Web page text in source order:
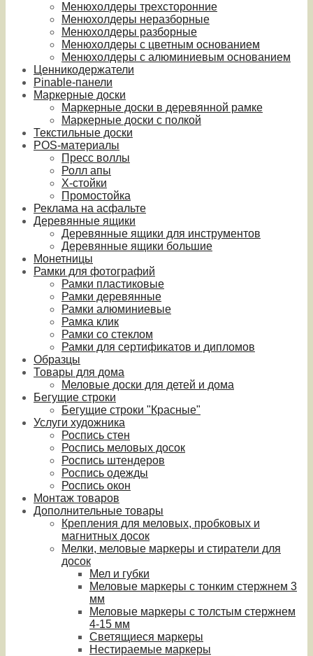
Менюхолдеры трехсторонние
Менюхолдеры неразборные
Менюхолдеры разборные
Менюхолдеры с цветным основанием
Менюхолдеры с алюминиевым основанием
Ценникодержатели
Pinable-панели
Маркерные доски
Маркерные доски в деревянной рамке
Маркерные доски с полкой
Текстильные доски
POS-материалы
Пресс воллы
Ролл апы
Х-стойки
Промостойка
Реклама на асфальте
Деревянные ящики
Деревянные ящики для инструментов
Деревянные ящики большие
Монетницы
Рамки для фотографий
Рамки пластиковые
Рамки деревянные
Рамки алюминиевые
Рамка клик
Рамки со стеклом
Рамки для сертификатов и дипломов
Образцы
Товары для дома
Меловые доски для детей и дома
Бегущие строки
Бегущие строки "Красные"
Услуги художника
Роспись стен
Роспись меловых досок
Роспись штендеров
Роспись одежды
Роспись окон
Монтаж товаров
Дополнительные товары
Крепления для меловых, пробковых и
магнитных досок
Мелки, меловые маркеры и стиратели для
досок
Мел и губки
Меловые маркеры с тонким стержнем 3
мм
Меловые маркеры с толстым стержнем
4-15 мм
Светящиеся маркеры
Нестираемые маркеры